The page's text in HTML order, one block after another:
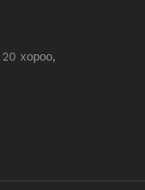
хороо,